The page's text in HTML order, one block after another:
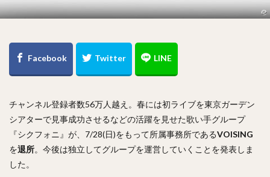
チャンネル登録者数56万人越え。春には初ライブを東京ガーデン
シアターで見事成功させるなどの活躍を見せた歌い手グループ
『シクフォニ』が、7/28(日)をもって所属事務所であるVOISING
を退所。今後は独立してグループを運営していくことを発表しま
した。